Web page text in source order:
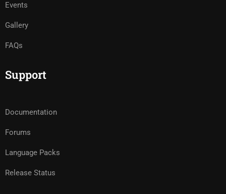
Events
Gallery
FAQs
Support
Documentation
Forums
Language Packs
Release Status